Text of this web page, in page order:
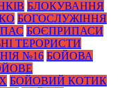
БЛОКУВАННЯ
БОГОСЛУЖІННЯ
БОЄПРИПАСИ
ТЕРОРИСТИ
№16 БОЙОВА
БОЙОВИЙ КОТИК